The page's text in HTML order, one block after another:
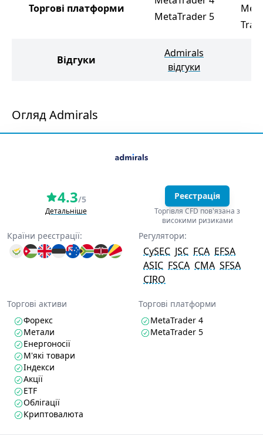
Торгові платформи
MetaTrader 5
Відгуки
Admirals
відгуки
Огляд Admirals
4.3/5
Детальніше
Реєстрація
Торгівля CFD пов'язана з
високими ризиками
Країни реєстрації: Регулятори:
CySEC JSC FCA EFSA
ASIC FSCA CMA SFSA
CIRO
Торгові активи
Форекс
Метали
Енергоносії
М'які товари
Індекси
Акції
ETF
Облігації
Криптовалюта
Торгові платформи
MetaTrader 4
MetaTrader 5